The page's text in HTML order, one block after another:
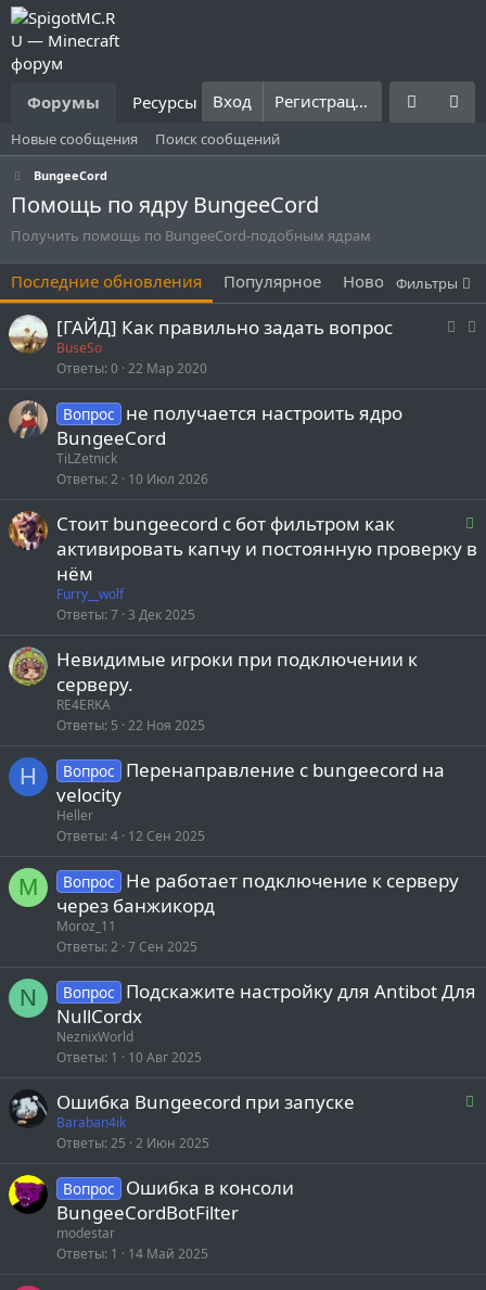
Форумы Ресурсы Что нового? Правила
Вход Регистрация
Новые сообщения Поиск сообщений
BungeeCord
Помощь по ядру BungeeCord
Получить помощь по BungeeCord-подобным ядрам
Последние обновления Популярное Новое Без
Фильтры
р р
н
[ГАЙД] Как правильно задать вопрос
BuseSo
Ответы 0 22 Мар 2020
Вопрос
не получается настроить ядро
BungeeCord
TiLZetnick
Ответы 2 10 Июл 2026
о
Стоит bungeecord с бот фильтром как
активировать капчу и постоянную проверку в
нём
Furry__wolf
Ответы 7 3 Дек 2025
Невидимые игроки при подключении к
серверу.
RE4ERKA
Ответы 5 22 Ноя 2025
H Вопрос
Перенаправление с bungeecord на
velocity
Heller
Ответы 4 12 Сен 2025
M Вопрос
Не работает подключение к серверу
через банжикорд
Moroz_11
Ответы 2 7 Сен 2025
N Вопрос
Подскажите настройку для Antibot Для
NullCordx
NeznixWorld
Ответы 1 10 Авг 2025
е
Ошибка Bungeecord при запуске
Baraban4ik
Ответы 25 2 Июн 2025
Вопрос
Ошибка в консоли
BungeeCordBotFilter
modestar
Ответы 1 14 Май 2025